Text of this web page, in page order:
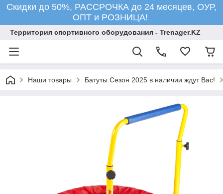
Скидки до 50%, РАССРОЧКА до 24 месяцев, ОУР,
ОПТ и РОЗНИЦА!
Территория спортивного оборудования - Trenager.KZ
Наши товары Батуты Сезон 2025 в наличии ждут Вас!